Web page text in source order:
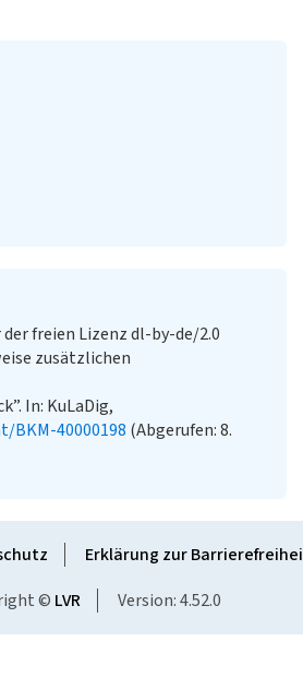
freien Lizenz dl-by-de/2.0
zusätzlichen
In: KuLaDig,
40000198 (Abgerufen: 8.
Erklärung zur
© LVR Version: 4.52.0